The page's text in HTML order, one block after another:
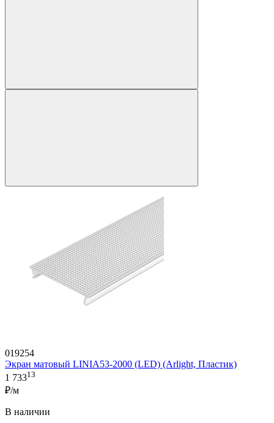
019254
Экран матовый LINIA53-2000 (LED) (Arlight, Пластик)
1 73313
₽/м
В наличии